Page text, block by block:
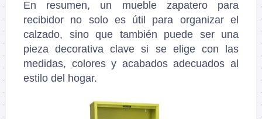
En resumen, un mueble zapatero para
recibidor no solo es útil para organizar el
calzado, sino que también puede ser una
pieza decorativa clave si se elige con las
medidas, colores y acabados adecuados al
estilo del hogar.